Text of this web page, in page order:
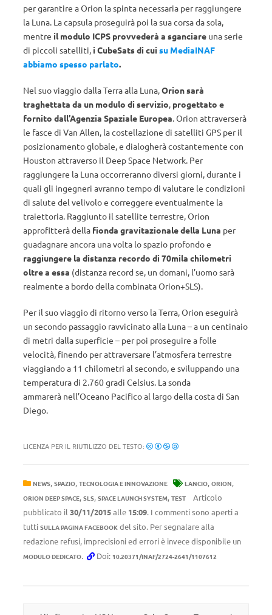
per garantire a Orion la spinta necessaria per raggiungere
la Luna. La capsula proseguirà poi la sua corsa da sola,
mentre il modulo ICPS provvederà a sganciare una serie
di piccoli satelliti, i CubeSats di cui su MediaINAF
abbiamo spesso parlato.
Nel suo viaggio dalla Terra alla Luna,Orion sarà
traghettata da un modulo di servizio, progettato e
fornito dall’Agenzia Spaziale Europea. Orion attraverserà
le fasce di Van Allen, la costellazione di satelliti GPS per il
posizionamento globale, e dialogherà costantemente con
Houston attraverso il Deep Space Network. Per
raggiungere la Luna occorreranno diversi giorni, durante i
quali gli ingegneri avranno tempo di valutare le condizioni
di salute del velivolo e correggere eventualmente la
traiettoria. Raggiunto il satellite terrestre, Orion
approfitterà della fionda gravitazionale della Luna per
guadagnare ancora una volta lo spazio profondo e
raggiungere la distanza recordo di 70mila chilometri
oltre a essa (distanza record se, un domani, l’uomo sarà
realmente a bordo della combinata Orion+SLS).
Per il suo viaggio di ritorno verso la Terra, Orion eseguirà
un secondo passaggio ravvicinato alla Luna – a un centinaio
di metri dalla superficie – per poi proseguire a folle
velocità, finendo per attraversare l’atmosfera terrestre
viaggiando a 11 chilometri al secondo, e sviluppando una
temperatura di 2.760 gradi Celsius. La sonda
ammarerà nell’Oceano Pacifico al largo della costa di San
Diego.
LICENZA PER IL RIUTILIZZO DEL TESTO:
NEWS, SPAZIO, TECNOLOGIA E INNOVAZIONE LANCIO, ORION,
ORION DEEP SPACE, SLS, SPACE LAUNCH SYSTEM, TEST
Articolo
pubblicato il 30/11/2015alle 15:09. I commenti sono aperti a
tutti SULLA PAGINA FACEBOOK del sito. Per segnalare alla
redazione refusi, imprecisioni ed errori è invece disponibile un
MODULO DEDICATO. Doi: 10.20371/INAF/2724-2641/1107612